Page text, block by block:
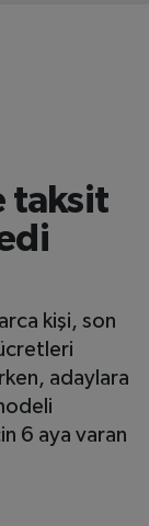
taksit
kişi, son
adaylara
6 aya varan